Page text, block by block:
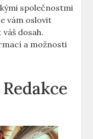
společnostmi
vám oslovit
dosah.
a možnosti